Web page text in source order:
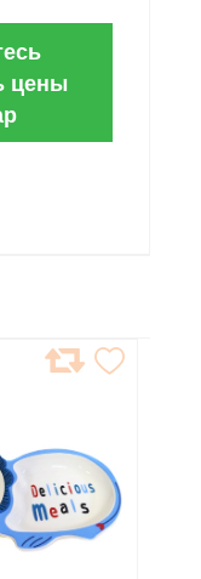
цены